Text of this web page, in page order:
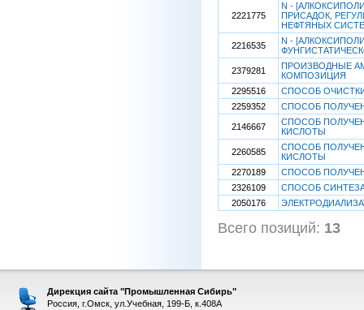
2221775
N -
ПРИСАДОК,
НЕФТЯНЫХ
2216535
N -
2379281
ПРОИЗВОДНЫЕ
КОМПОЗИЦИЯ
2295516
СПОСОБ
2259352
СПОСОБ
2146667
СПОСОБ
КИСЛОТЫ
2260585
СПОСОБ
КИСЛОТЫ
2270189
СПОСОБ
2326109
СПОСОБ
2050176
Всего позиций: 13
Дирекция сайта "Промышленная Сибирь"
Россия, г.Омск, ул.Учебная, 199-Б, к.408А